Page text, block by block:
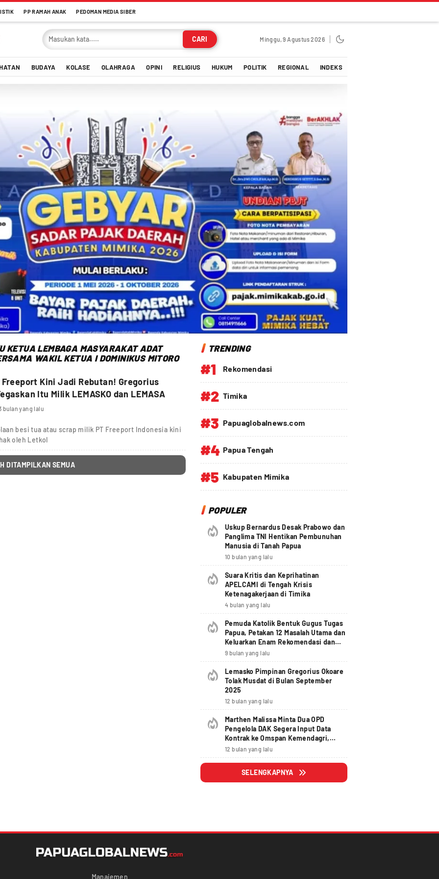
PP RAMAH ANAK PEDOMAN MEDIA SIBER
CARI Minggu, 9 Agustus 2026
BUDAYA KOLASE OLAHRAGA OPINI RELIGIUS HUKUM POLITIK REGIONAL INDEKS
KETUA LEMBAGA MASYARAKAT ADAT
WAKIL KETUA I DOMINIKUS MITORO
Freeport Kini Jadi Rebutan! Gregorius
Itu Milik LEMASKO dan LEMASA
bulan yang lalu
besi tua atau scrap milik PT Freeport Indonesia kini
oleh Letkol
DITAMPILKAN SEMUA
TRENDING
#1 Rekomendasi
#2 Timika
#3 Papuaglobalnews.com
#4 Papua Tengah
#5 Kabupaten Mimika
POPULER
Uskup Bernardus Desak Prabowo dan
Panglima TNI Hentikan Pembunuhan
Manusia di Tanah Papua
10 bulan yang lalu
Suara Kritis dan Keprihatinan
APELCAMI di Tengah Krisis
Ketenagakerjaan di Timika
4 bulan yang lalu
Pemuda Katolik Bentuk Gugus Tugas
Papua, Petakan 12 Masalah Utama dan
Keluarkan Enam Rekomendasi dan
Seruan Moral Nasional
9 bulan yang lalu
Lemasko Pimpinan Gregorius Okoare
Tolak Musdat di Bulan September
2025
12 bulan yang lalu
Marthen Malissa Minta Dua OPD
Pengelola DAK Segera Input Data
Kontrak ke Omspan Kemendagri,
Lewat Tanggal 29 Agustus 2025
Hangus
12 bulan yang lalu
SELENGKAPNYA
Manajemen